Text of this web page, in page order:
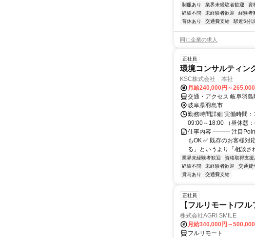
制服あり 業界未経験者歓迎 資
経験不問
未経験者歓迎 経験者
育休あり
交通費支給 駅近5分
同じ企業の求人
正社員
環境コンサルティン
KSC株式会社 本社
月給240,000円～
交通・アクセス 岐阜羽
岐阜県羽島市
勤務時間詳細 実働時間
09:00～18:00 （昼休憩
仕事内容 ┈┈┈ 注目
もOK ✅ 既存のお客様対
る」というより「相談さ
業界未経験者歓迎 資格取得支援
経験不問
未経験者歓迎 交通費
賞与あり
交通費支給
正社員
【フルリモート/フ
株式会社AGRI SMILE
月給340,000円～
フルリモート